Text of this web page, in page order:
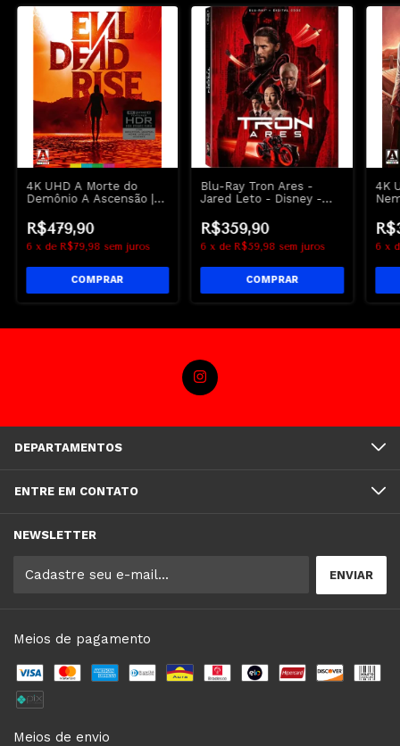
4K UHD A Morte do
Demônio A Ascensão |
R$479,90
6 x de R$79,98 sem juros
Blu-Ray Tron Ares -
Jared Leto - Disney -
R$359,90
6 x de R$59,98 sem juros
4K
6 x
DEPARTAMENTOS
ENTRE EM CONTATO
NEWSLETTER
Meios de pagamento
Meios de envio